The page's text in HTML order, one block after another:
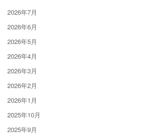
2026年7月
2026年6月
2026年5月
2026年4月
2026年3月
2026年2月
2026年1月
2025年10月
2025年9月